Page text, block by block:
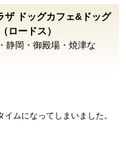
ザ ドッグカフェ&ドッグ
ードス）
静岡・御殿場・焼津な
ムになってしまいました。